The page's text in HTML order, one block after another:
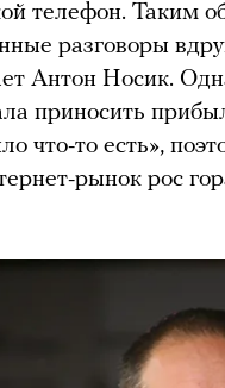
телефон. Таким
разговоры
Антон Носик.
приносить
что-то есть»,
рынок рос